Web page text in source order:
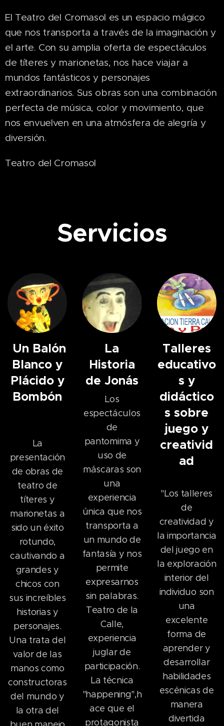
El Teatro del Cromasol es un espacio mágico
que nos transporta a través de la imaginación y
el arte. Con su amplia oferta de espectáculos
de títeres y marionetas, nos hace viajar a
mundos fantásticos y personajes
extraordinarios. Sus obras son una combinación
perfecta de música, color y movimiento, que
nos envuelven en una atmósfera de alegría y
diversión.
Teatro del Cromasol
Servicios
Un Balón
Blanco y
Plácido y
Bombón
La
presentación
de obras de
teatro de
títeres y
marionetas a
sido un éxito
rotundo,
cautivando a
grandes y
chicos con
sus increíbles
historias y
personajes.
Una trata del
valor de las
manos como
constructoras
del mundo y
la otra del
La
Historia
de Jonás
Los
espectáculos
de
pantomima y
uso de
máscaras son
una
experiencia
única que nos
transporta a
un mundo de
fantasía y nos
permite
expresarnos
sin palabras.
Teatro de la
Calle,
experiencia
juglar de
participación.
La técnica
"happening",h
ace que el
protagonista
Talleres
educativo
s y
didáctico
s sobre
juego y
creativid
ad
"Los talleres
de
creatividad y
la importancia
del juego en
la exploración
interior del
individuo son
una
excelente
forma de
aprender y
desarrollar
habilidades
escénicas de
manera
divertida